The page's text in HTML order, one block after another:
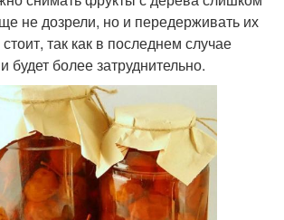
не дозрели, но и передерживать их
так как в последнем случае
будет более затруднительно.